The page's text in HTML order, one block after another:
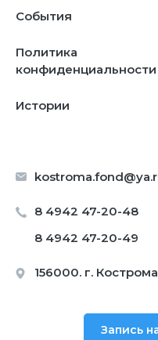
8 4942 47-20-48
8 4942 47-20-49
156000. г.
События
Политика
конфиденциальности
Истории
Запись